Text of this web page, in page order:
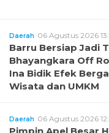
Daerah 06 Agustus 2026
Barru Bersiap Jadi
Bhayangkara Off
Ina Bidik Efek
Wisata dan UMKM
Daerah 06 Agustus 2026